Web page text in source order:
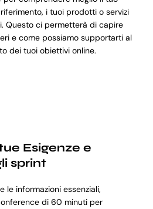
i tuoi prodotti o servizi
Questo ci permetterà di capire
e come possiamo supportarti al
dei tuoi obiettivi online.
Esigenze e
sprint
le informazioni essenziali,
di 60 minuti per